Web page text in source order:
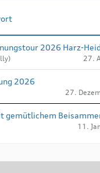
2026 Harz-
27.
2026
27.
gemütlichem
11.